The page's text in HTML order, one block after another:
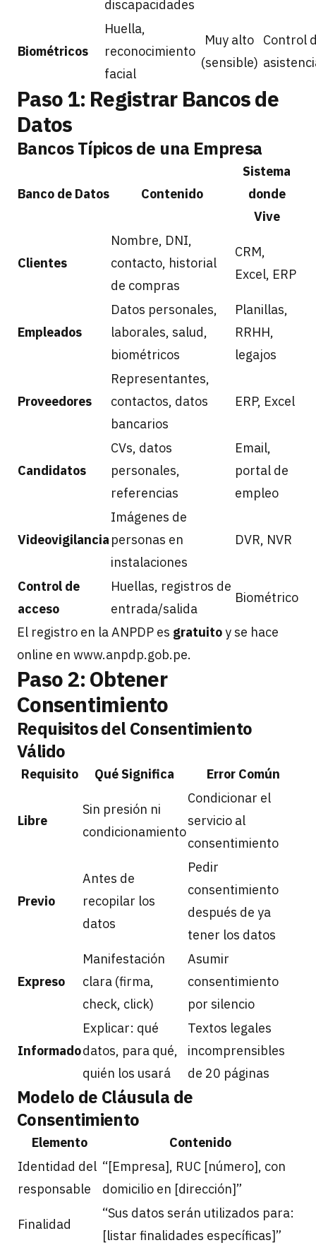
discapacidades
Biométricos
Huella,
reconocimiento
facial
Muy alto
(sensible)
Control
Paso 1: Registrar Bancos de
Datos
Bancos Típicos de una Empresa
Banco de Datos Contenido
Sistema
donde
Vive
Clientes
Nombre, DNI,
contacto, historial
de compras
CRM,
Excel, ERP
Empleados
Datos personales,
laborales, salud,
biométricos
Planillas,
RRHH,
legajos
Proveedores
Representantes,
contactos, datos
bancarios
ERP, Excel
Candidatos
CVs, datos
personales,
referencias
Email,
portal de
empleo
Videovigilancia
Imágenes de
personas en
instalaciones
DVR, NVR
Control de
acceso
Huellas, registros de
entrada/salida
Biométrico
El registro en la ANPDP es gratuitoy se hace
online en www.anpdp.gob.pe.
Paso 2: Obtener
Consentimiento
Requisitos del Consentimiento
Válido
Requisito Qué Significa Error Común
Libre
Sin presión ni
condicionamiento
Condicionar el
servicio al
consentimiento
Previo
Antes de
recopilar los
datos
Pedir
consentimiento
después de ya
tener los datos
Expreso
Manifestación
clara (firma,
check, click)
Asumir
consentimiento
por silencio
Informado
Explicar: qué
datos, para qué,
quién los usará
Textos legales
incomprensibles
de 20 páginas
Modelo de Cláusula de
Consentimiento
Elemento
Contenido
Identidad del
responsable
“[Empresa], RUC [número], con
domicilio en [dirección]”
Finalidad
“Sus datos serán utilizados para:
[listar finalidades específicas]”